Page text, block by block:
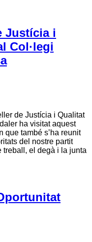
Justícia i
Col·legi
de Justícia i Qualitat
ha visitat aquest
que també s’ha reunit
del nostre partit
el degà i la junta